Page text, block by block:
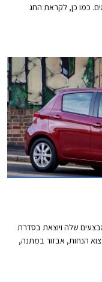
כמו כן, לקראת החג
שלה ויוצאת בסדרת
הנחות, אבזור במתנה,